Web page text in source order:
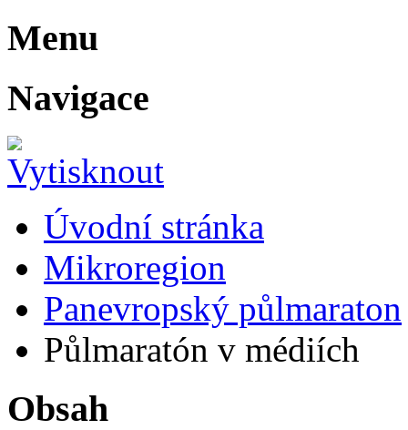
Menu
Navigace
Úvodní stránka
Mikroregion
Panevropský půlmaraton
Půlmaratón v médiích
Obsah